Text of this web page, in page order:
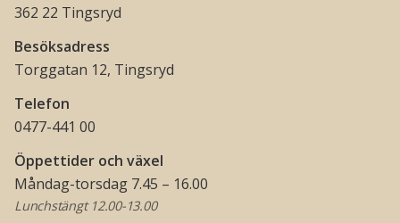
362 22 Tingsryd
Besöksadress
Torggatan 12, Tingsryd
Telefon
0477-441 00
Öppettider och växel
Måndag-torsdag 7.45 – 16.00
Lunchstängt 12.00-13.00